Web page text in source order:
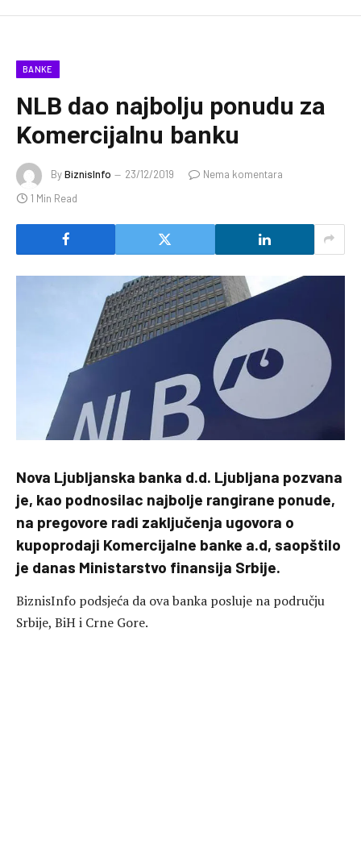
BANKE
NLB dao najbolju ponudu za
Komercijalnu banku
ByBiznisInfo 23/12/2019
Nema komentara
1 Min Read
Nova Ljubljanska banka d.d. Ljubljana pozvana
je, kao podnosilac najbolje rangirane ponude,
na pregovore radi zaključenja ugovora o
kupoprodaji Komercijalne banke a.d, saopštilo
je danas Ministarstvo finansija Srbije.
BiznisInfo podsjeća da ova banka posluje na području
Srbije, BiH i Crne Gore.